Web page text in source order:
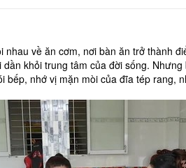
về ăn cơm, nơi bàn ăn trở thành
khỏi trung tâm của đời sống.
bếp, nhớ vị mặn mòi của đĩa tép rang,